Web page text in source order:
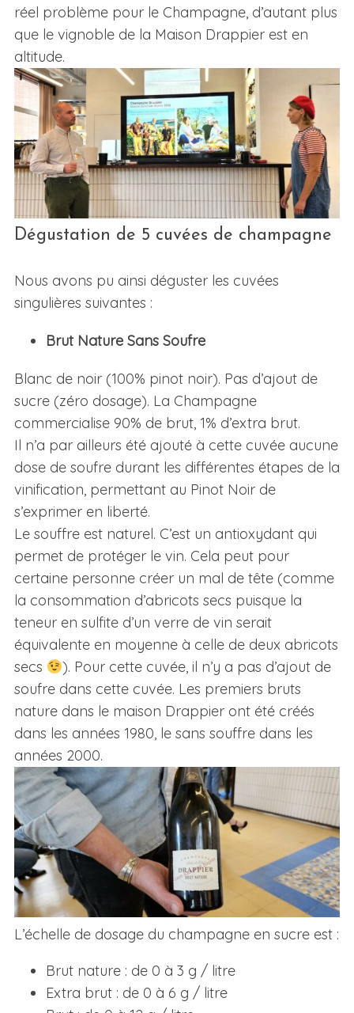
réel problème pour le Champagne, d’autant plus
que le vignoble de la Maison Drappier est en
altitude.
Dégustation de 5 cuvées de champagne
Nous avons pu ainsi déguster les cuvées
singulières suivantes :
Brut Nature Sans Soufre
Blanc de noir (100% pinot noir). Pas d’ajout de
sucre (zéro dosage). La Champagne
commercialise 90% de brut, 1% d’extra brut.
Il n’a par ailleurs été ajouté à cette cuvée aucune
dose de soufre durant les différentes étapes de la
vinification, permettant au Pinot Noir de
s’exprimer en liberté.
Le souffre est naturel. C’est un antioxydant qui
permet de protéger le vin. Cela peut pour
certaine personne créer un mal de tête (comme
la consommation d’abricots secs puisque la
teneur en sulfite d’un verre de vin serait
équivalente en moyenne à celle de deux abricots
secs
). Pour cette cuvée, il n’y a pas d’ajout de
soufre dans cette cuvée. Les premiers bruts
nature dans le maison Drappier ont été créés
dans les années 1980, le sans souffre dans les
années 2000.
L’échelle de dosage du champagne en sucre est :
Brut nature : de 0 à 3 g / litre
Extra brut : de 0 à 6 g / litre